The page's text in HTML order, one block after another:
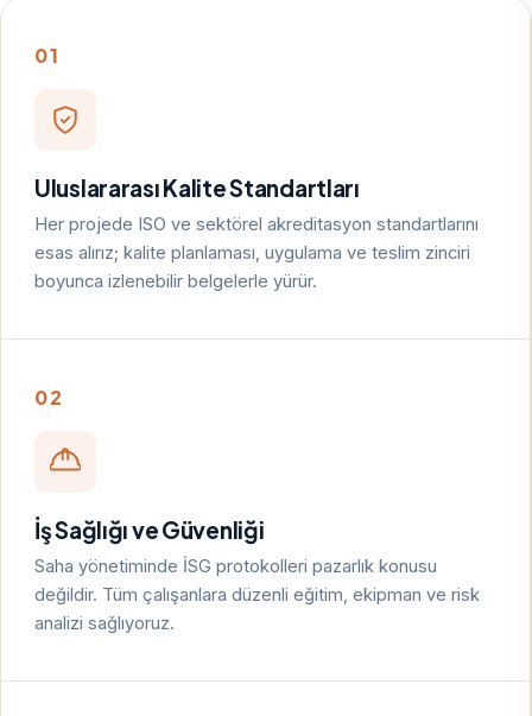
01
Uluslararası Kalite Standartları
Her projede ISO ve sektörel akreditasyon standartlarını
esas alırız; kalite planlaması, uygulama ve teslim zinciri
boyunca izlenebilir belgelerle yürür.
02
İş Sağlığı ve Güvenliği
Saha yönetiminde İSG protokolleri pazarlık konusu
değildir. Tüm çalışanlara düzenli eğitim, ekipman ve risk
analizi sağlıyoruz.